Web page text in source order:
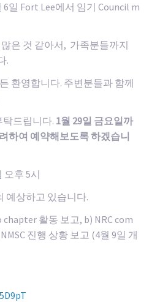
일 Fort Lee에서 임기 Council m
은 것 같아서, 가족분들까지
.
환영합니다. 주변분들과 함께
탁드립니다. 1월 29일 금요일까
하여 예약해보도록하겠습니
오후 5시
예상하고 있습니다.
chapter 활동 보고, b) NRC com
진행 상황 보고 (4월 9일 개